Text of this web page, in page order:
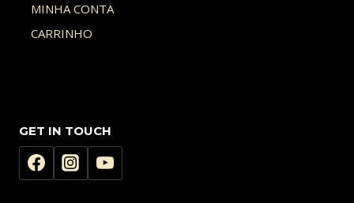
MINHA CONTA
CARRINHO
GET IN TOUCH